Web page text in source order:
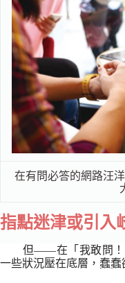
在有問必答的網路汪
指點迷津或引入
但――在「我敢問
一些狀況壓在底層，蠢蠢